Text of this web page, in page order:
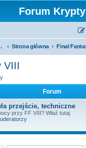
Forum Krypty
Strona główna Final
VIII
Forum
przejście, techniczne
przy FF VIII? Właź tutaj.